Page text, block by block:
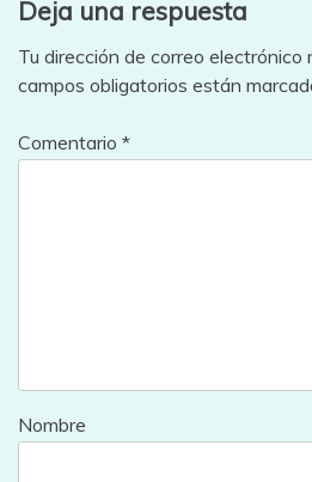
Deja una respuesta
Tu dirección de correo electrónico
campos obligatorios están
Comentario *
Nombre